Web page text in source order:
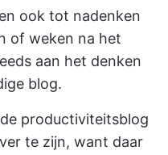
ook tot nadenken
of weken na het
aan het denken
blog.
productiviteitsblog
te zijn, want daar